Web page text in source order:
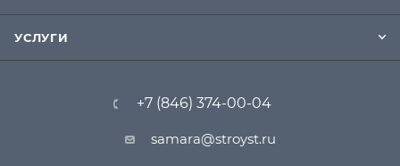
УСЛУГИ
+7 (846) 374-00-04
samara@stroyst.ru